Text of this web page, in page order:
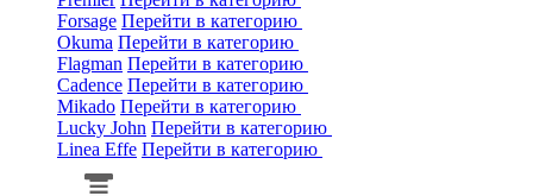
Forsage Перейти в категорию
Okuma Перейти в категорию
Flagman Перейти в категорию
Cadence Перейти в категорию
Mikado Перейти в категорию
Lucky John Перейти в категорию
Linea Effe Перейти в категорию